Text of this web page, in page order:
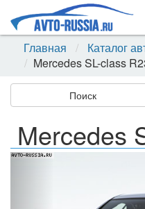
Главная
Каталог
Mercedes SL-class
Поиск
Mercedes
Назад